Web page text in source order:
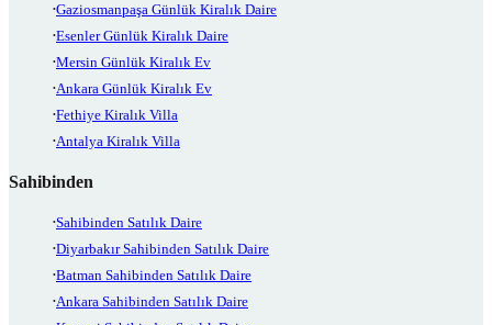
Gaziosmanpaşa Günlük Kiralık Daire
Esenler Günlük Kiralık Daire
Mersin Günlük Kiralık Ev
Ankara Günlük Kiralık Ev
Fethiye Kiralık Villa
Antalya Kiralık Villa
Sahibinden
Sahibinden Satılık Daire
Diyarbakır Sahibinden Satılık Daire
Batman Sahibinden Satılık Daire
Ankara Sahibinden Satılık Daire